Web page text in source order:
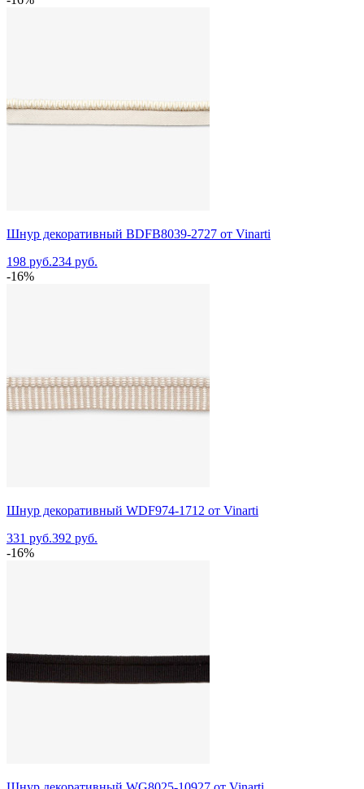
Шнур декоративный BDFB8039-2727 от Vinarti
198 руб.234 руб.
-16%
Шнур декоративный WDF974-1712 от Vinarti
331 руб.392 руб.
-16%